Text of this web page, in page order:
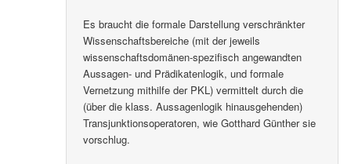
Es braucht die formale Darstellung verschränkter
Wissenschaftsbereiche (mit der jeweils
wissenschaftsdomänen-spezifisch angewandten
Aussagen- und Prädikatenlogik, und formale
Vernetzung mithilfe der PKL) vermittelt durch die
(über die klass. Aussagenlogik hinausgehenden)
Transjunktionsoperatoren, wie Gotthard Günther sie
vorschlug.